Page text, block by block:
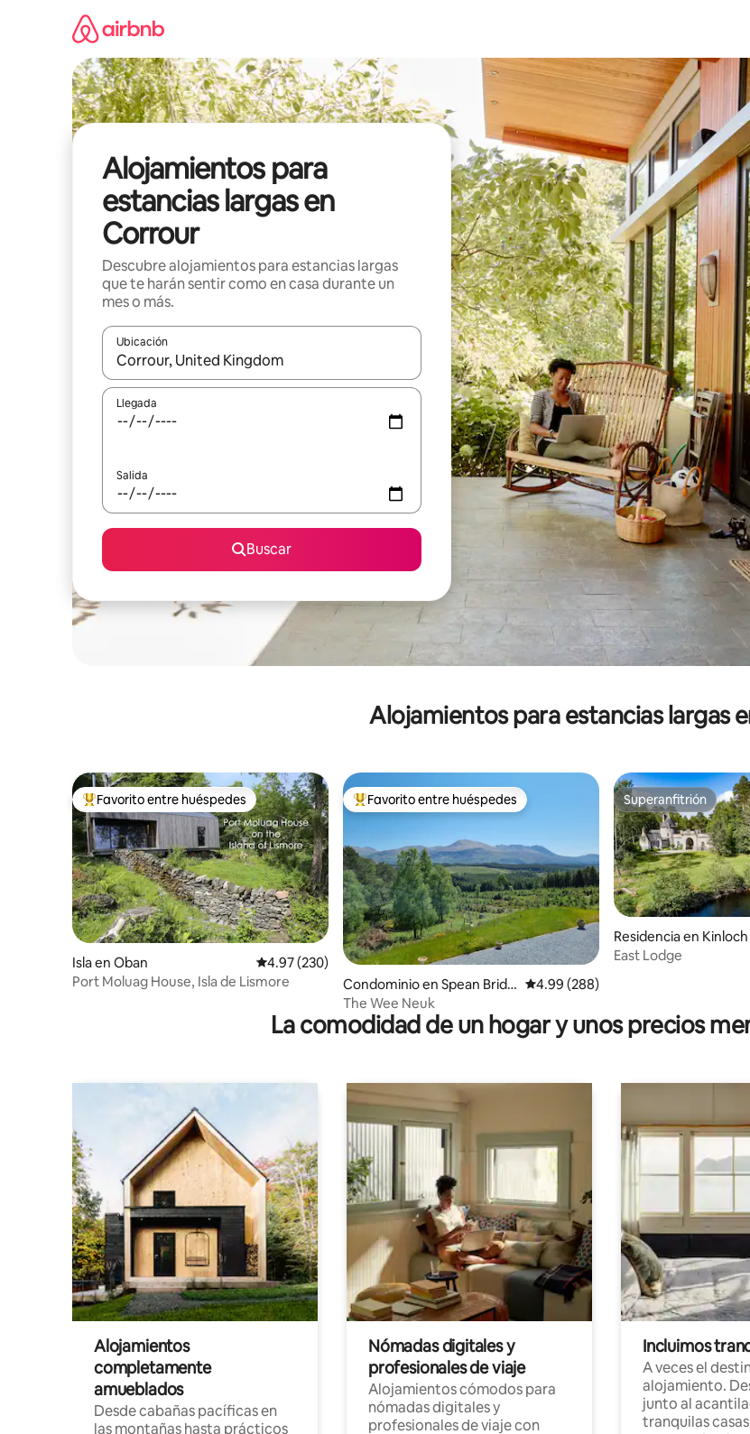
Alojamientos para
estancias largas en
Corrour
Descubre alojamientos para estancias largas
que te harán sentir como en casa durante un
mes o más.
Ubicación
Cuando los resultados estén disponibles, podrás navegar usando las teclas de las flechas hacia arriba y
Llegada
Salida
Buscar
Alojamientos para estancias largas
De los mejores en Favorito entre huéspedes
Favorito entre huéspedes
Isla en Oban Calificación promedio: 4.97 de 5; 230 evaluaciones
4.97 (230)
Port Moluag House, Isla de Lismore
De los mejores en Favorito entre huéspedes
Favorito entre huéspedes
Condominio en Spean Bridg
e
Calificación promedio: 4.99 de 5;
4.99 (288)
The Wee Neuk
Superanfitrión
Superanfitrión
Residencia en Kinloch
h
East Lodge
La comodidad de un hogar y unos precios
Alojamientos
completamente
amueblados
Desde cabañas pacíficas en
las montañas hasta prácticos
Nómadas digitales y
profesionales de viaje
Alojamientos cómodos para
nómadas digitales y
profesionales de viaje con
Incluimos
A veces el
alojamiento.
junto al
tranquilas